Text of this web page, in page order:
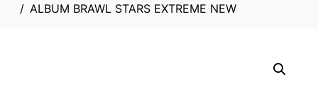
ALBUM BRAWL STARS EXTREME NEW